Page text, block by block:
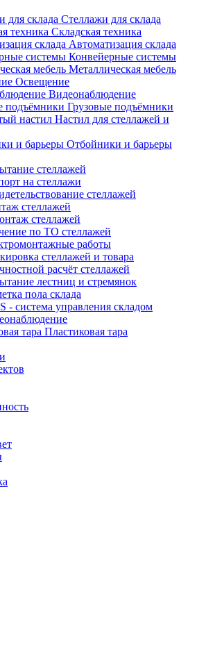
Cтеллажи для склада
Складская техника
Автоматизация склада
Конвейерные системы
Металлическая мебель
Освещение
Видеонаблюдение
Грузовые подъёмники
Настил для стеллажей и
Отбойники и барьеры
стеллажей
на стеллажи
стеллажей
стеллажей
стеллажей
по ТО стеллажей
работы
стеллажей и товара
расчёт стеллажей
лестниц и стремянок
пола склада
- система управления складом
Пластиковая тара